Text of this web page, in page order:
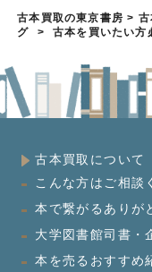
古本買取の東京書房 >
グ
> 古本を買いたい方
古本買取について
こんな方はご相談
本で繋がるありが
大学図書館司書・
本を売るおすすめ